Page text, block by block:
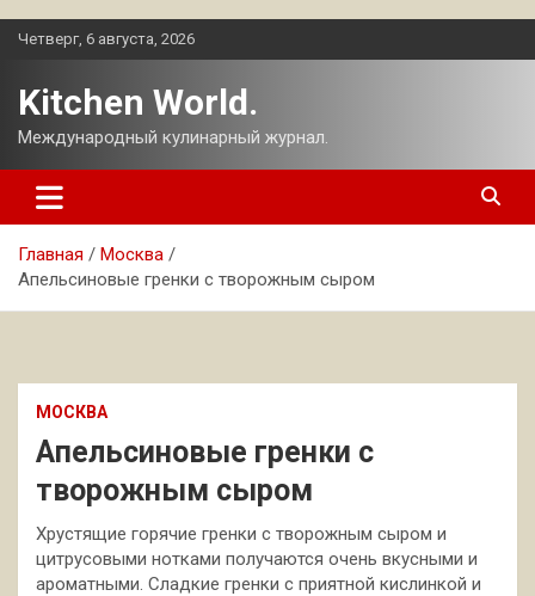
Перейти
Четверг, 6 августа, 2026
Kitchen World.
Международный кулинарный журнал.
Главная
Москва
Апельсиновые гренки с творожным сыром
МОСКВА
Апельсиновые гренки с
творожным сыром
Хрустящие горячие гренки с творожным сыром и
цитрусовыми нотками получаются очень вкусными и
ароматными. Сладкие гренки с приятной кислинкой и